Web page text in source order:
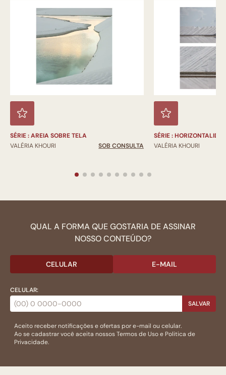
SÉRIE : AREIA SOBRE TELA
VALÉRIA KHOURI
SOB CONSULTA
SÉRIE :
VALÉRIA KHOURI
QUAL A FORMA QUE GOSTARIA DE ASSINAR
NOSSO CONTEÚDO?
CELULAR E-MAIL
CELULAR:
SALVAR
Aceito receber notificações e ofertas por e-mail ou celular.
Ao se cadastrar você aceita nossosTermos de Usoe Politica de
Privacidade.